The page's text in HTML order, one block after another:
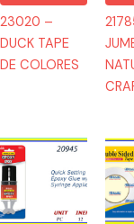
23020 –
DUCK TAPE
DE COLORES
20945
-2011
EPOXY
GLUE
-